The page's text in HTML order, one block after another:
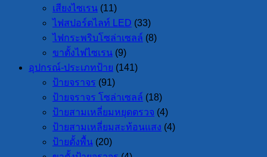
เสียงไซเรน (11)
ไฟสปอร์ตไลท์ LED (33)
ไฟกระพริบโซล่าเซลล์ (8)
ขาตั้งไฟไซเรน (9)
อุปกรณ์-ประเภทป้าย (141)
ป้ายจราจร (91)
ป้ายจราจร โซล่าเซลล์ (18)
ป้ายสามเหลี่ยมหยุดตรวจ (4)
ป้ายสามเหลี่ยมสะท้อนแสง (4)
ป้ายตั้งพื้น (20)